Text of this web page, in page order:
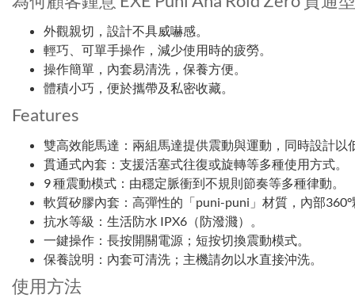
外觀親切，設計不具威嚇感。
輕巧、可單手操作，減少使用時的疲勞。
操作簡單，內套易清洗，保養方便。
體積小巧，便於攜帶及私密收藏。
Features
雙高效能馬達：兩組馬達提供震動與運動，同時設計以
貫通式內套：支援活塞式往復或旋轉等多種使用方式。
9 種震動模式：由穩定脈衝到不規則節奏等多種律動。
軟質矽膠內套：高彈性的「puni-puni」材質，內部
抗水等級：生活防水 IPX6（防潑濺）。
一鍵操作：長按開關電源；短按切換震動模式。
保養說明：內套可清洗；主機請勿以水直接沖洗。
使用方法